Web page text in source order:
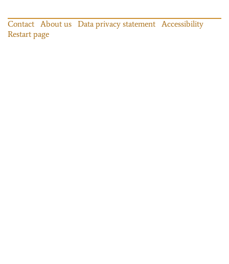
Contact About us Data privacy statement
Accessibility
Restart page